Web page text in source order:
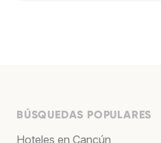
BÚSQUEDAS POPULARES
Hoteles en Cancún